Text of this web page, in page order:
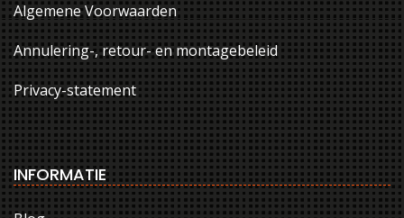
Algemene Voorwaarden
Annulering-, retour- en montagebeleid
Privacy-statement
INFORMATIE